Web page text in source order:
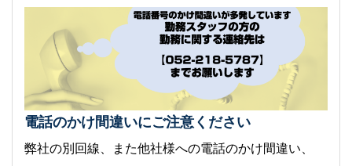
電話のかけ間違いにご注意ください
弊社の別回線、また他社様への電話のかけ間違い、